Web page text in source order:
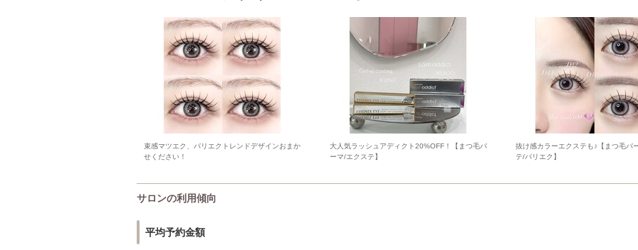
束感マツエク、パリエクトレンドデザインおまか
せください！
大人気ラッシュアディクト20%OFF！【まつ毛パ
ーマ/エクステ】
抜け感カラーエクステも♪【まつ毛パ
テ/パリエク】
サロンの利用傾向
平均予約金額